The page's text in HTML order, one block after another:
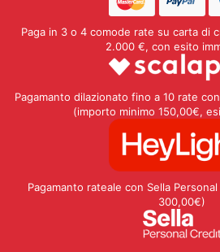
Paga in 3 o 4 comode rate su carta di
2.000 €, con esito
Pagamanto dilazionato fino a 10 rate
(importo minimo 150,00€,
Pagamanto rateale con Sella
300,00€)